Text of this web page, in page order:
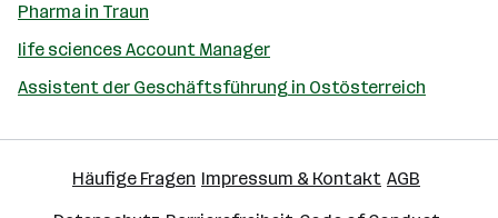
Pharma in Traun
life sciences Account Manager
Assistent der Geschäftsführung in Ostösterreich
Häufige Fragen Impressum & Kontakt AGB